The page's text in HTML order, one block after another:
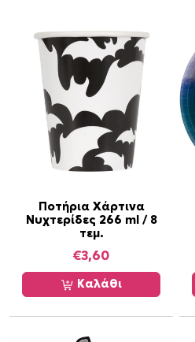
Ποτήρια Χάρτινα
Νυχτερίδες 266 ml / 8
τεμ.
€3,60
Καλάθι